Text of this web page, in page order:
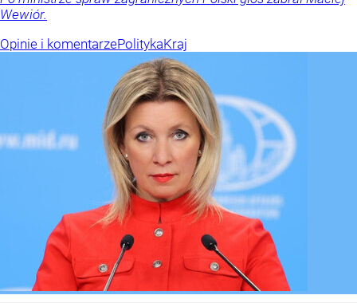
Wewiór.
Opinie i komentarzePolitykaKraj